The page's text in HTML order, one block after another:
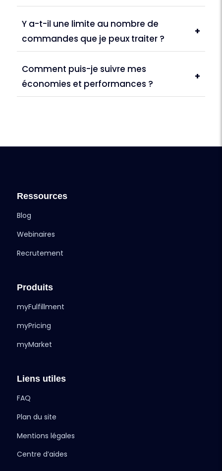
Y a-t-il une limite au nombre de
commandes que je peux traiter ?
+
Comment puis-je suivre mes
économies et performances ?
+
Ressources
Blog
Webinaires
Recrutement
Produits
myFulfillment
myPricing
myMarket
Liens utiles
FAQ
Plan du site
Mentions légales
Centre d’aides